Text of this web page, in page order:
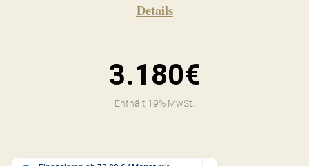
Details
3.180€
Enthält 19% MwSt.